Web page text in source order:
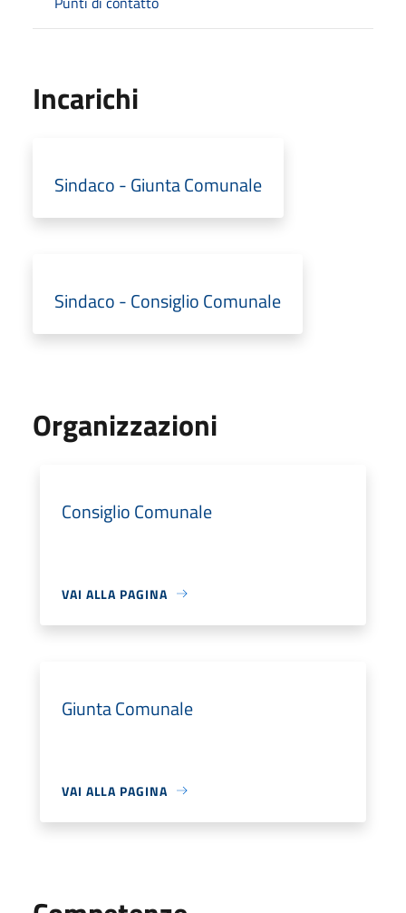
Incarichi
Sindaco - Giunta Comunale
Sindaco - Consiglio Comunale
Organizzazioni
Consiglio Comunale
VAI ALLA PAGINA
Giunta Comunale
VAI ALLA PAGINA